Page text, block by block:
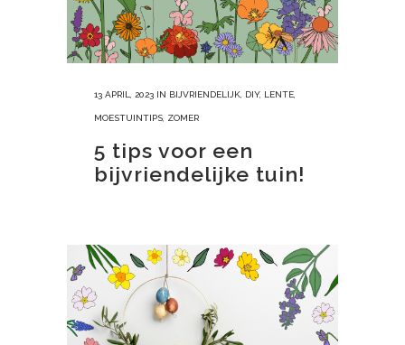
13 APRIL, 2023 IN BIJVRIENDELIJK DIY, LENTE
MOESTUINTIPS ZOMER
5 tips voor een
bijvriendelijke tuin!